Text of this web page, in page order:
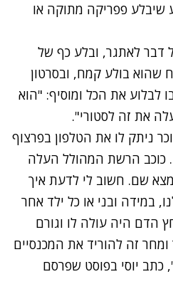
שיבלע פפריקה מתוקה או
דבר לאתגר, ובלע כף של
שהוא בולע קמח, ובסרטון
לבלוע את הכל ומוסיף: "הוא
את זה לסטורי".
ניתק לו את הטלפון בפרצוף
כוכב הרשת המהולל העלה
שם. חשוב לי לדעת איך
במידה ובני או כל ילד אחר
הדם היה עולה לו וגורם
ומחר זה להוריד את המכנסיים
כתב יוסי בפוסט שפרסם